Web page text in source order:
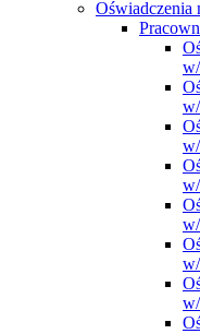
Oświadczenia